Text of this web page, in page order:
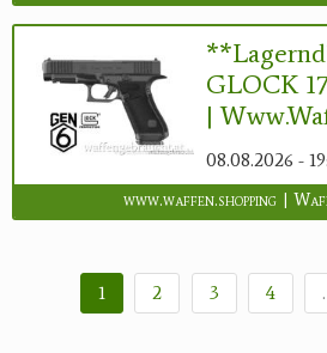
GLOCK
|
08.08.2026 -
www.waffen.shopping |
1 2 3 4